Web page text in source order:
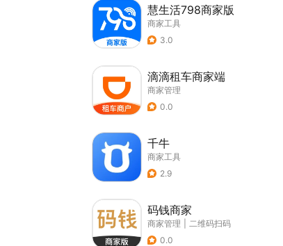
慧生活798商家版
商家工具
3.0
滴滴租车商家端
商家管理
0.0
千牛
商家工具
2.9
码钱商家
商家管理
二维码扫码
0.0